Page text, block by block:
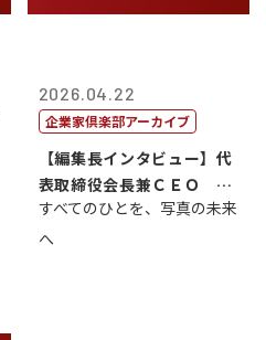
2026.04.22
企業家倶楽部アーカイブ
【編集長インタビュー】代
表取締役会長兼ＣＥＯ 北
村正志
すべてのひとを、写真の未来
へ